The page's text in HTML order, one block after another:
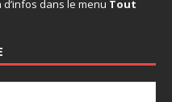
dans le menu Tout